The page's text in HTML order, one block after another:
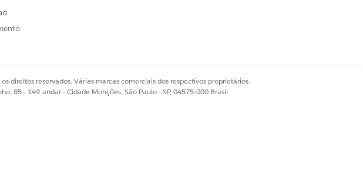
direitos reservados. Várias marcas comerciais dos respectivos proprietários.
85 - 14º andar - Cidade Monções, São Paulo - SP, 04575-000 Brasil